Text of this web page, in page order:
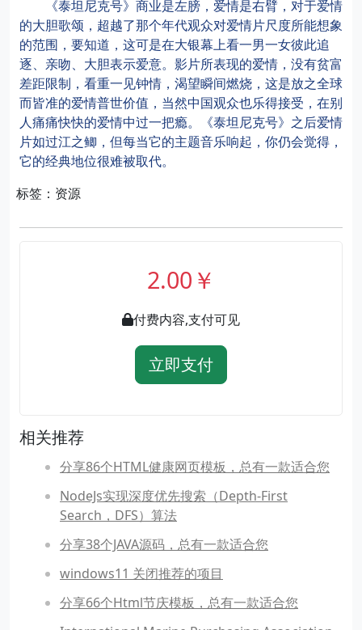
《泰坦尼克号》商业是左膀，爱情是右臂，对于爱情
的大胆歌颂，超越了那个年代观众对爱情片尺度所能想象
的范围，要知道，这可是在大银幕上看一男一女彼此追
逐、亲吻、大胆表示爱意。影片所表现的爱情，没有贫富
差距限制，看重一见钟情，渴望瞬间燃烧，这是放之全球
而皆准的爱情普世价值，当然中国观众也乐得接受，在别
人痛痛快快的爱情中过一把瘾。《泰坦尼克号》之后爱情
片如过江之鲫，但每当它的主题音乐响起，你仍会觉得，
它的经典地位很难被取代。
标签：资源
2.00￥
付费内容,支付可见
立即支付
相关推荐
分享86个HTML健康网页模板，总有一款适合您
NodeJs实现深度优先搜索（Depth-First
Search，DFS）算法
分享38个JAVA源码，总有一款适合您
windows11 关闭推荐的项目
分享66个Html节庆模板，总有一款适合您